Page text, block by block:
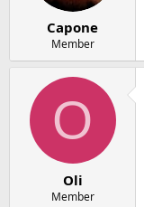
Capone
Member
O
Oli
Member